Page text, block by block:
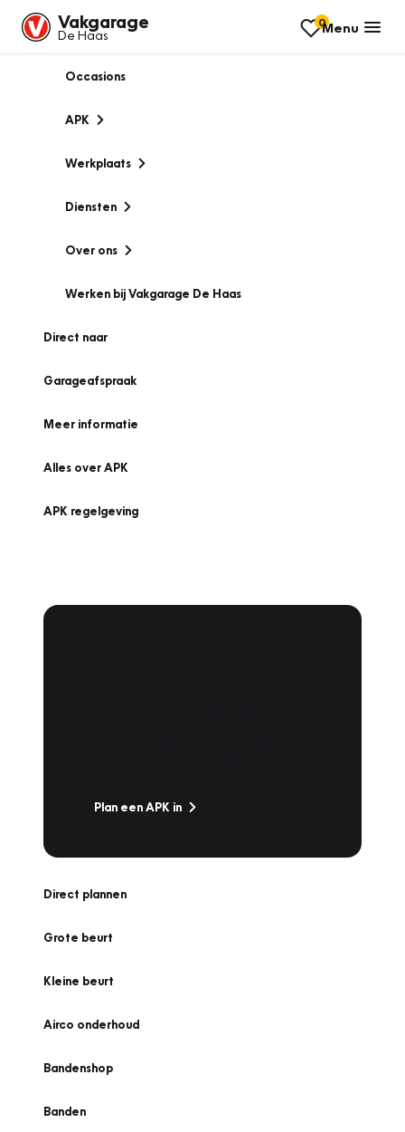
Vakgarage
De Haas
0Menu
Occasions
APK
Werkplaats
Diensten
Over ons
Werken bij Vakgarage De Haas
Direct naar
Garageafspraak
Meer informatie
Alles over APK
APK regelgeving
Plan een APK in
Direct plannen
Grote beurt
Kleine beurt
Airco onderhoud
Bandenshop
Banden